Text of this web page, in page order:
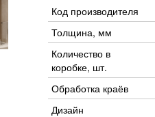
Код производителя
Толщина, мм
Количество в
коробке, шт.
Обработка краёв
Дизайн